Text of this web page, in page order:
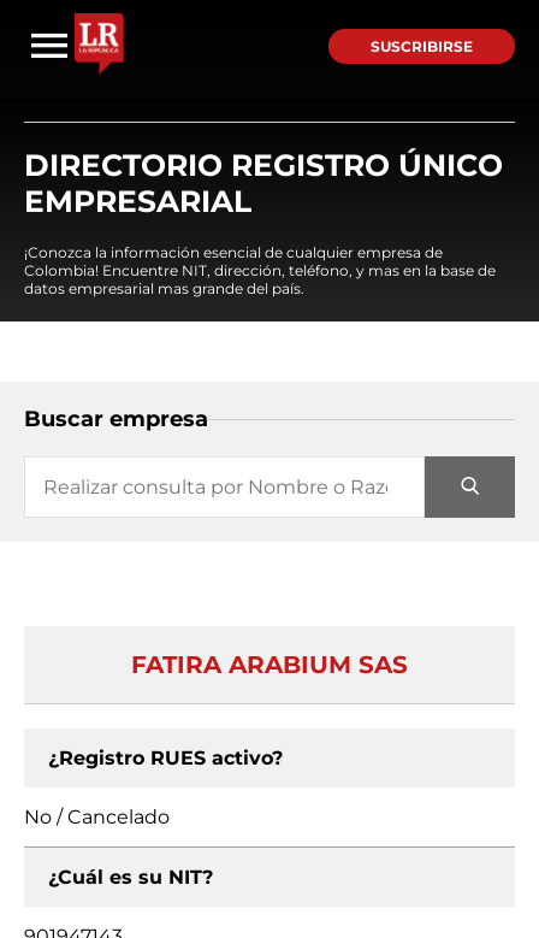
SUSCRIBIRSE
DIRECTORIO REGISTRO ÚNICO
EMPRESARIAL
¡Conozca la información esencial de cualquier empresa de
Colombia! Encuentre NIT, dirección, teléfono, y mas en la base de
datos empresarial mas grande del país.
Buscar empresa
FATIRA ARABIUM SAS
¿Registro RUES activo?
No / Cancelado
¿Cuál es su NIT?